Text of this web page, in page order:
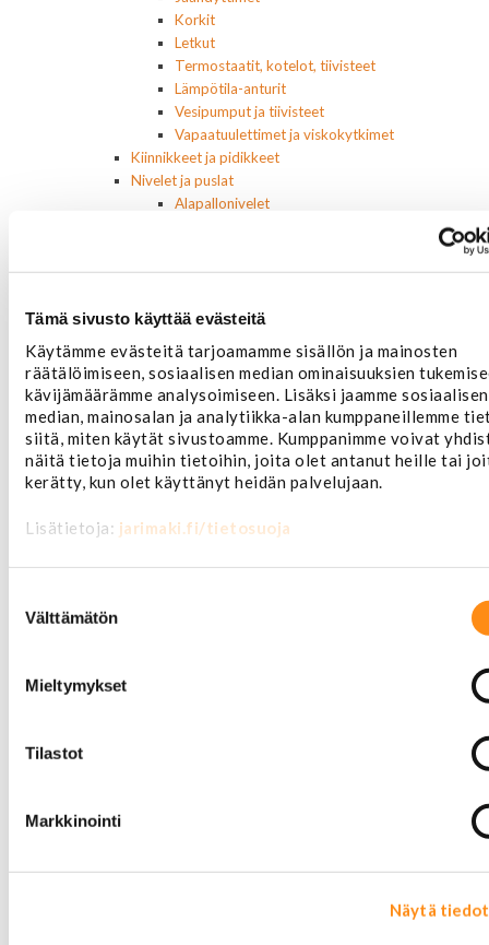
Tämä sivusto käyttää evästeitä
Käytämme evästeitä tarjoamamme sisällön ja mainosten
räätälöimiseen, sosiaalisen median ominaisuuksien
kävijämäärämme analysoimiseen. Lisäksi jaamme sosiaalisen
median, mainosalan ja analytiikka-alan kumppaneillemme
siitä, miten käytät sivustoamme. Kumppanimme voivat
näitä tietoja muihin tietoihin, joita olet antanut heille tai
kerätty, kun olet käyttänyt heidän palvelujaan.
Lisätietoja: jarimaki.fi/tietosuoja
valinta
Välttämätön
Mieltymykset
Tilastot
Markkinointi
Näytä tiedot
Korkit
Letkut
Termostaatit, kotelot, tiivisteet
Lämpötila-anturit
Vesipumput ja tiivisteet
Vapaatuulettimet ja viskokytkimet
Kiinnikkeet ja pidikkeet
Nivelet ja puslat
Alapallonivelet
Raidetangonpäät ulompi
Polttoaine- ja ilmanottolaitteet
Öljynsuodattimet
AC Delco
Motocraft
Harvinaiset
Muut öljynsuodattimet
Vaihteistosuodattimet
Muut
AC Delco
Liimat ja massat